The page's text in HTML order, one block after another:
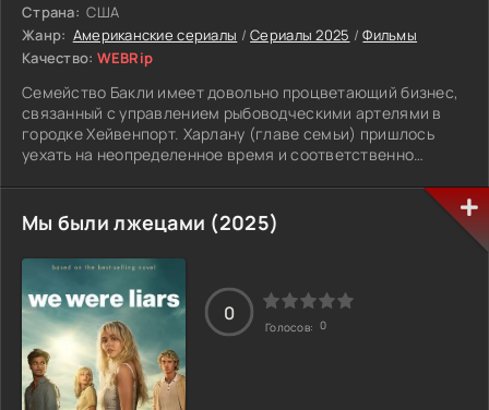
Страна: США
Жанр: Американские сериалы /Сериалы 2025 /Фильмы
Качество: WEBRip
Семейство Бакли имеет довольно процветающий бизнес,
связанный с управлением рыбоводческими артелями в
городке Хейвенпорт. Харлану (главе семьи) пришлось
уехать на неопределенное время и соответственно
лет удерживала компанию на плаву и проявляла
неимоверную деловую хватку, но со временем стала
сомневаться в своих управленческих навыках. Спустя
годы Бакли старший возвращается в город и снова
сын по имени Кейн, всеми силами старающийся доказать,
что он самостоятельный и вполне способный человек. Но
в это же время ему необходимо сопротивляться
внутренним страхам, сопровождающим его на
протяжении всей жизни. Так же у Харлана и Белль есть
дочь, которая несколько лет боролась с наркотической
Мы были лжецами (2025)
0
Голосов: 0